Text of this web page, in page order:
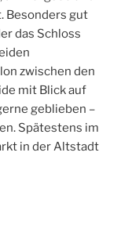
Besonders gut
das Schloss
zwischen den
mit Blick auf
geblieben –
Spätestens im
in der Altstadt